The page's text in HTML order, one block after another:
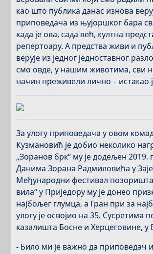
као што публика данас изнова
приповедача из њујоршког бара
када је ова, сада већ, култна
репертоару. А предства живи и
верује из једног једноставног
смо овде, у нашим животима, сви
начин преживели лично – истакао
За улогу приповедача у овом
Кузмановић је добио неколико
„Зоранов брк“ му је додељен 2019.
Данима Зорана Радмиловића у
Међународни фестивал позоришта
вила“ у Приједору му је донео
најбољег глумца, а Гран при за
улогу је освојио на 35. Сусретима
казалишта Босне и Херцеговине, у
- Било ми је важно да приповедач